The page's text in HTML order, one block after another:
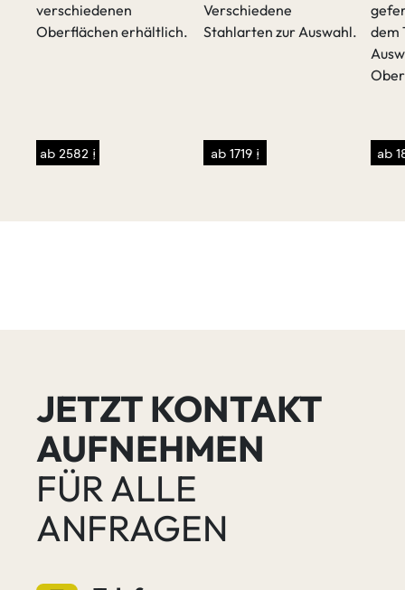
verschiedenen
Oberflächen erhältlich.
ab 2582 €
Verschiedene
Stahlarten zur Auswahl.
ab 1719 €
dem
ab
JETZT KONTAKT
AUFNEHMEN
FÜR ALLE
ANFRAGEN